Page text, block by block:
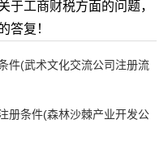
于工商财税方面的问题，
答复！
件(武术文化交流公司注册流
册条件(森林沙棘产业开发公